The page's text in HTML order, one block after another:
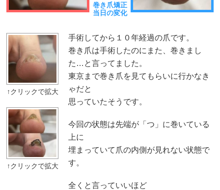
巻き爪矯正
当日の変化
手術してから１０年経過の爪です。
巻き爪は手術したのにまた、巻きまし
た…と言ってました。
東京まで巻き爪を見てもらいに行かなき
ゃだと
思っていたそうです。
今回の状態は先端が「つ」に巻いている
上に
埋まっていて爪の内側が見れない状態で
す。
全くと言っていいほど